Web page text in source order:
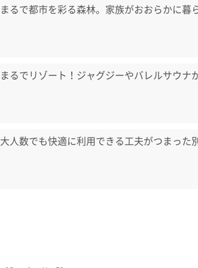
まるで都市を彩る森林。家族がおおらかに暮
まるでリゾート！ジャグジーやバレルサウナ
大人数でも快適に利用できる工夫がつまった